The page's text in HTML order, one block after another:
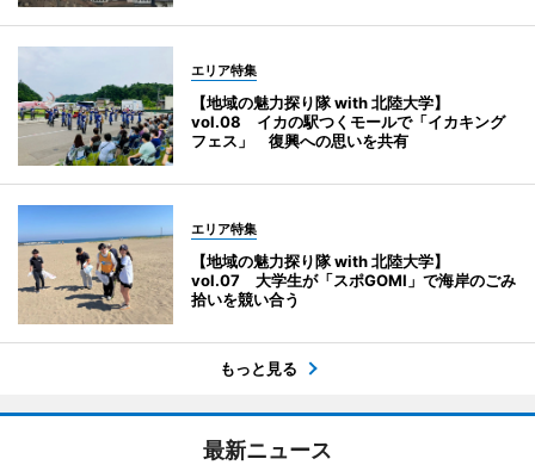
エリア特集
【地域の魅力探り隊 with 北陸大学】
vol.08 イカの駅つくモールで「イカキング
フェス」 復興への思いを共有
エリア特集
【地域の魅力探り隊 with 北陸大学】
vol.07 大学生が「スポGOMI」で海岸のごみ
拾いを競い合う
もっと見る
最新ニュース